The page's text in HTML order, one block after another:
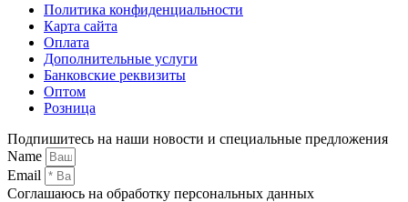
Политика конфиденциальности
Карта сайта
Оплата
Дополнительные услуги
Банковские реквизиты
Оптом
Розница
Подпишитесь на наши новости и специальные предложения
Name
Email
Соглашаюсь на обработку персональных данных